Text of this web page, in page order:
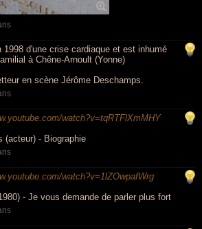
1998 d'une crise cardiaque et est inhumé
à Chêne-Arnoult (Yonne)
en scène Jérôme Deschamps.
watch?v=tqRTFlXmMHY
(acteur) - Biographie
watch?v=1lZOwpafWrg
- Je vous demande de parler plus fort